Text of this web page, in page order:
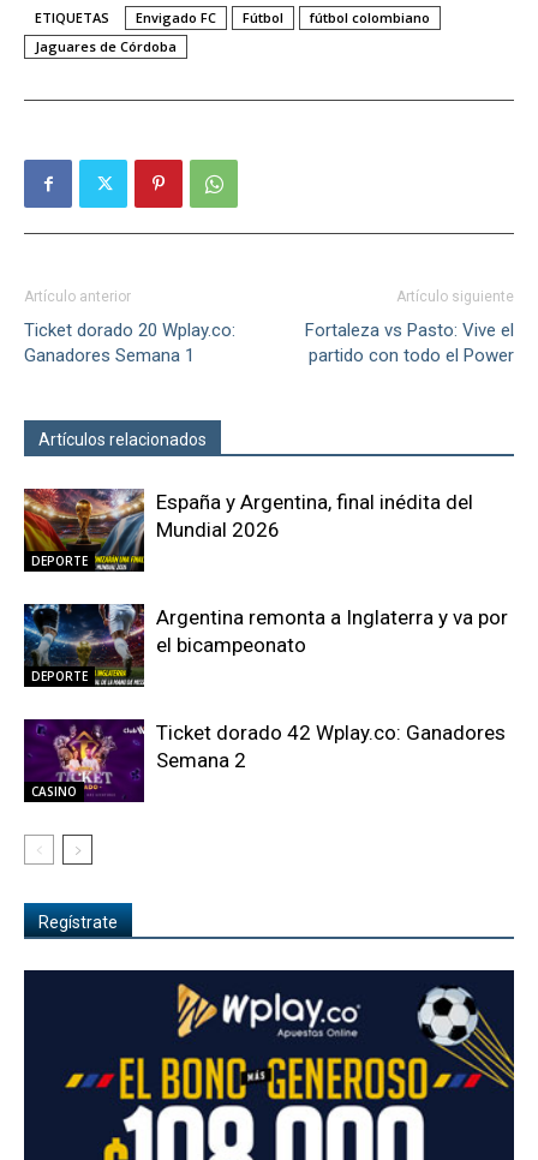
ETIQUETAS Envigado FC Fútbol
fútbol colombiano
Jaguares de Córdoba
Artículo anterior
Ticket dorado 20 Wplay.co:
Ganadores Semana 1
Artículo siguiente
Fortaleza vs Pasto: Vive el
partido con todo el Power
Artículos relacionados
DEPORTE
España y Argentina, final inédita del
Mundial 2026
DEPORTE
Argentina remonta a Inglaterra y va por
el bicampeonato
CASINO
Ticket dorado 42 Wplay.co: Ganadores
Semana 2
Regístrate